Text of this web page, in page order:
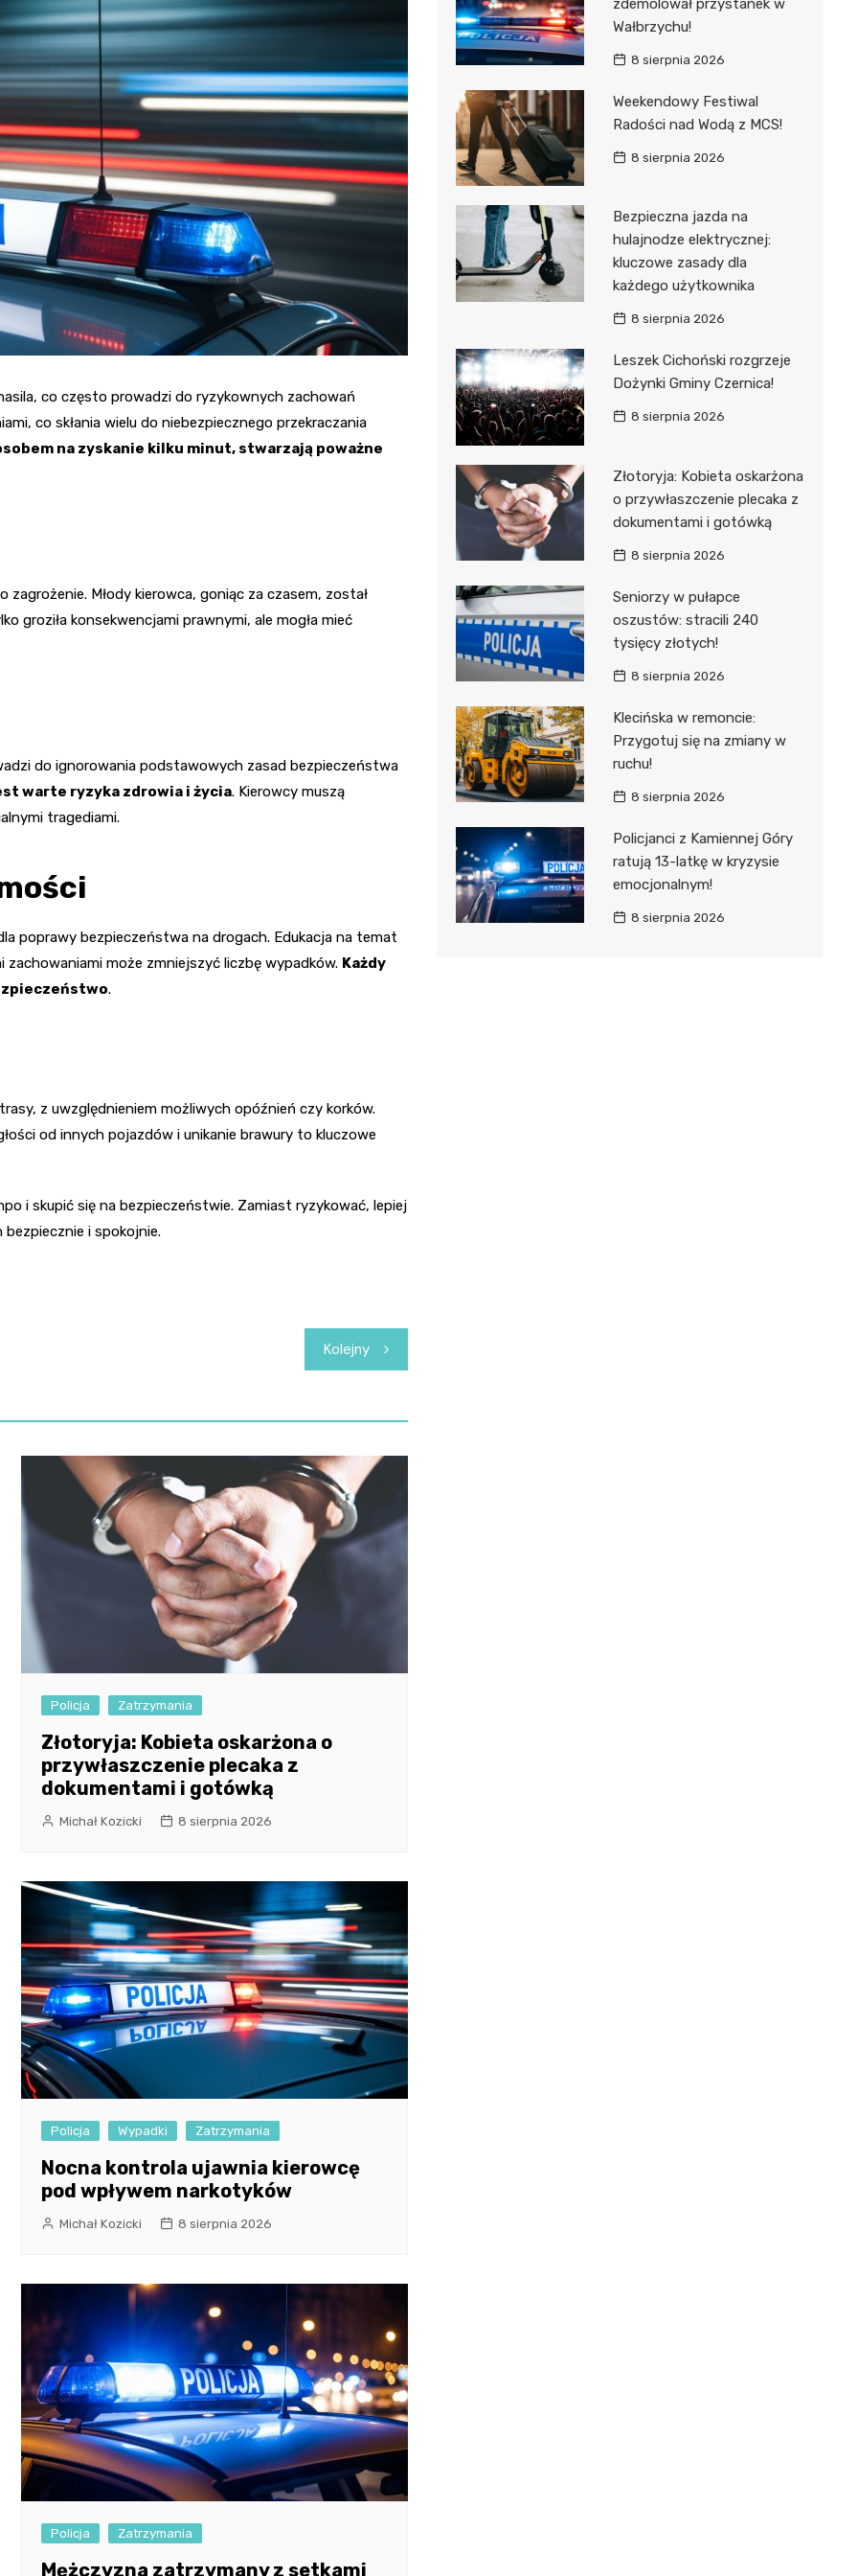
Fryzjer
Kino
Poczta
co często prowadzi do ryzykownych zachowań
co skłania wielu do niebezpiecznego przekraczania
na zyskanie kilku minut, stwarzają poważne
Młody kierowca, goniąc za czasem, został
groziła konsekwencjami prawnymi, ale mogła mieć
do ignorowania podstawowych zasad bezpieczeństwa
warte ryzyka zdrowia i życia. Kierowcy muszą
tragediami.
poprawy bezpieczeństwa na drogach. Edukacja na temat
może zmniejszyć liczbę wypadków. Każdy
.
z uwzględnieniem możliwych opóźnień czy korków.
od innych pojazdów i unikanie brawury to kluczowe
i skupić się na bezpieczeństwie. Zamiast ryzykować, lepiej
i spokojnie.
Kolejny
Policja Zatrzymania
Złotoryja: Kobieta oskarżona o
przywłaszczenie plecaka z
dokumentami i gotówką
Michał Kozicki 8 sierpnia 2026
Policja Wypadki Zatrzymania
Nocna kontrola ujawnia kierowcę
pod wpływem narkotyków
Michał Kozicki 8 sierpnia 2026
Policja Zatrzymania
Mężczyzna zatrzymany z setkami
zdemolował przystanek w
Wałbrzychu!
8 sierpnia 2026
Weekendowy Festiwal
Radości nad Wodą z MCS!
8 sierpnia 2026
Bezpieczna jazda na
hulajnodze elektrycznej:
kluczowe zasady dla
każdego użytkownika
8 sierpnia 2026
Leszek Cichoński rozgrzeje
Dożynki Gminy Czernica!
8 sierpnia 2026
Złotoryja: Kobieta oskarżona
o przywłaszczenie plecaka z
dokumentami i gotówką
8 sierpnia 2026
Seniorzy w pułapce
oszustów: stracili 240
tysięcy złotych!
8 sierpnia 2026
Klecińska w remoncie:
Przygotuj się na zmiany w
ruchu!
8 sierpnia 2026
Policjanci z Kamiennej Góry
ratują 13-latkę w kryzysie
emocjonalnym!
8 sierpnia 2026